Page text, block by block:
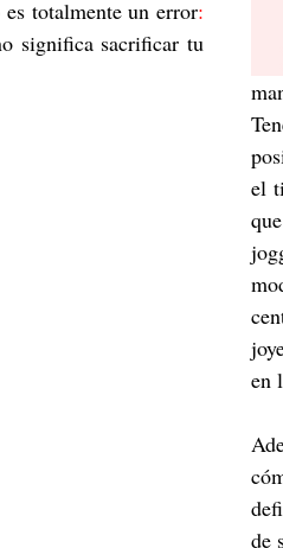
totalmente un error:
significa sacrificar tu
el
en